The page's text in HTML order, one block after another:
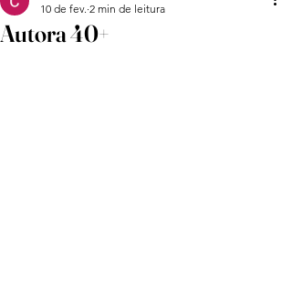
Autora 40+
10 de fev. 2 min de leitura